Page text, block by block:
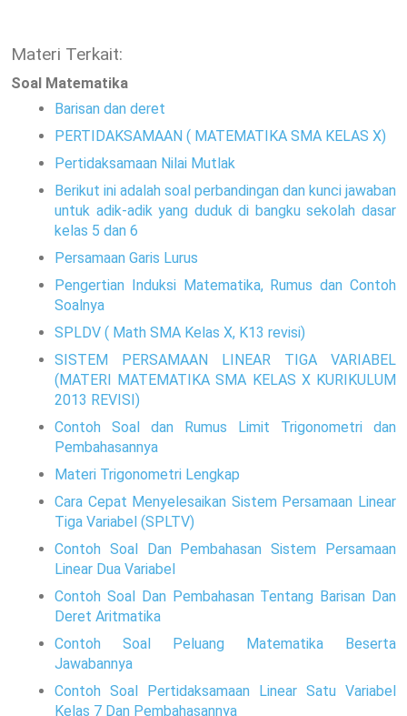
Materi Terkait:
Soal Matematika
Barisan dan deret
PERTIDAKSAMAAN ( MATEMATIKA SMA KELAS X)
Pertidaksamaan Nilai Mutlak
Berikut ini adalah soal perbandingan dan kunci jawaban
untuk adik-adik yang duduk di bangku sekolah dasar
kelas 5 dan 6
Persamaan Garis Lurus
Pengertian Induksi Matematika, Rumus dan Contoh
Soalnya
SPLDV ( Math SMA Kelas X, K13 revisi)
SISTEM PERSAMAAN LINEAR TIGA VARIABEL
(MATERI MATEMATIKA SMA KELAS X KURIKULUM
2013 REVISI)
Contoh Soal dan Rumus Limit Trigonometri dan
Pembahasannya
Materi Trigonometri Lengkap
Cara Cepat Menyelesaikan Sistem Persamaan Linear
Tiga Variabel (SPLTV)
Contoh Soal Dan Pembahasan Sistem Persamaan
Linear Dua Variabel
Contoh Soal Dan Pembahasan Tentang Barisan Dan
Deret Aritmatika
Contoh Soal Peluang Matematika Beserta
Jawabannya
Contoh Soal Pertidaksamaan Linear Satu Variabel
Kelas 7 Dan Pembahasannya